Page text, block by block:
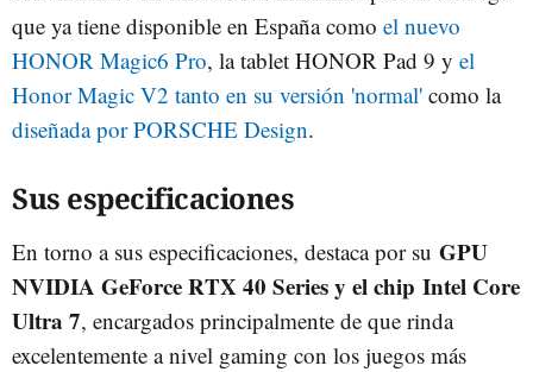
que ya tiene disponible en España como el nuevo
HONOR Magic6 Pro, la tablet HONOR Pad 9 y el
Honor Magic V2 tanto en su versión 'normal' como la
diseñada por PORSCHE Design.
Sus especificaciones
En torno a sus especificaciones, destaca por su GPU
NVIDIA GeForce RTX 40 Series y el chip Intel Core
Ultra 7, encargados principalmente de que rinda
excelentemente a nivel gaming con los juegos más